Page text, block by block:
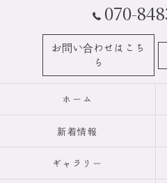
070-
お問い合わせはこち
ら
ホーム
新着情報
ギャラリー